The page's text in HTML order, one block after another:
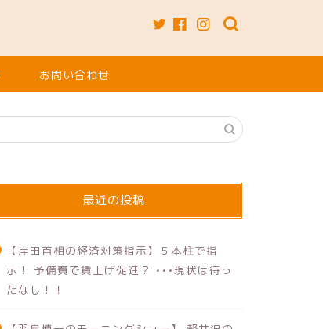
お問い合わせ
最近の投稿
【岸田首相の経済対策指示】５本柱で指
示！ 予備費で賃上げ促進？ •••現状は待っ
たなし！！